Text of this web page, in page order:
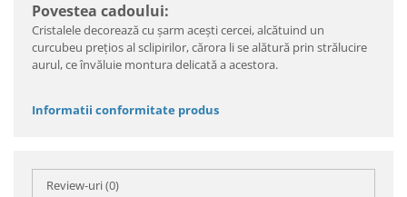
Povestea cadoului:
Cristalele decorează cu şarm aceşti cercei, alcătuind un
curcubeu preţios al sclipirilor, cărora li se alătură prin strălucire
aurul, ce învăluie montura delicată a acestora.
Informatii conformitate produs
Review-uri(0)